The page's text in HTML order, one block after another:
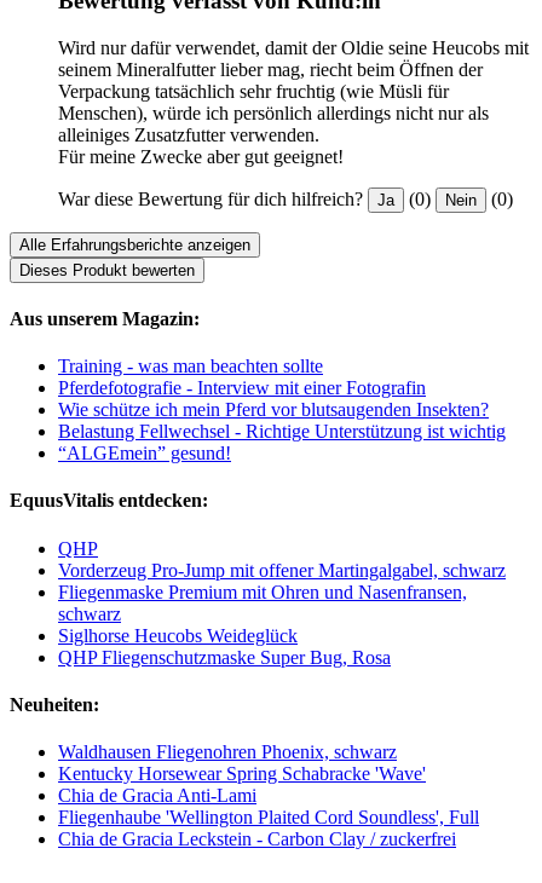
Wird nur dafür verwendet, damit der Oldie seine Heucobs mit
seinem Mineralfutter lieber mag, riecht beim Öffnen der
Verpackung tatsächlich sehr fruchtig (wie Müsli für
Menschen), würde ich persönlich allerdings nicht nur als
alleiniges Zusatzfutter verwenden.
Für meine Zwecke aber gut geeignet!
War diese Bewertung für dich hilfreich? Ja (0) Nein (0)
Alle Erfahrungsberichte anzeigen
Dieses Produkt bewerten
Aus unserem Magazin:
Training - was man beachten sollte
Pferdefotografie - Interview mit einer Fotografin
Wie schütze ich mein Pferd vor blutsaugenden Insekten?
Belastung Fellwechsel - Richtige Unterstützung ist wichtig
“ALGEmein” gesund!
EquusVitalis entdecken:
QHP
Vorderzeug Pro-Jump mit offener Martingalgabel, schwarz
Fliegenmaske Premium mit Ohren und Nasenfransen,
schwarz
Siglhorse Heucobs Weideglück
QHP Fliegenschutzmaske Super Bug, Rosa
Neuheiten:
Waldhausen Fliegenohren Phoenix, schwarz
Kentucky Horsewear Spring Schabracke 'Wave'
Chia de Gracia Anti-Lami
Fliegenhaube 'Wellington Plaited Cord Soundless', Full
Chia de Gracia Leckstein - Carbon Clay / zuckerfrei